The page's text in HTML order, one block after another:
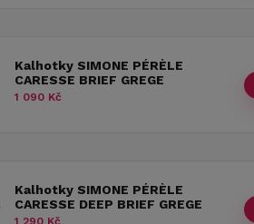
Kalhotky SIMONE PÉRÈLE
CARESSE BRIEF GREGE
1 090 Kč
Kalhotky SIMONE PÉRÈLE
CARESSE DEEP BRIEF GREGE
1 290 Kč